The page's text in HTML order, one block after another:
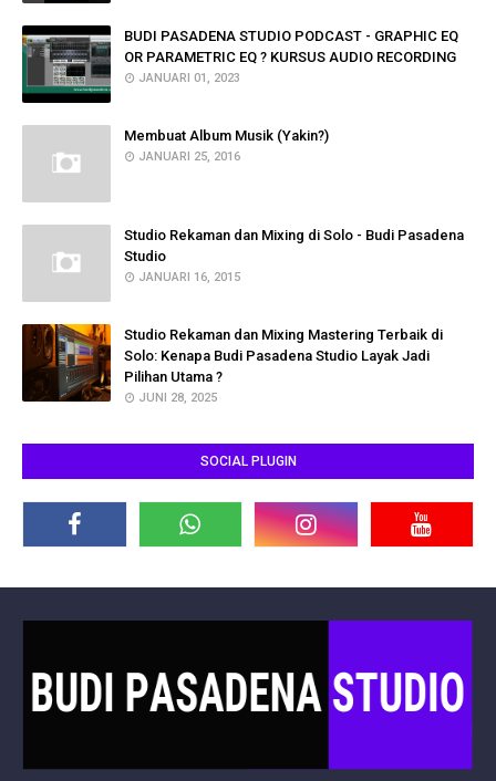
BUDI PASADENA STUDIO PODCAST - GRAPHIC EQ
OR PARAMETRIC EQ ? KURSUS AUDIO RECORDING
JANUARI 01, 2023
Membuat Album Musik (Yakin?)
JANUARI 25, 2016
Studio Rekaman dan Mixing di Solo - Budi Pasadena
Studio
JANUARI 16, 2015
Studio Rekaman dan Mixing Mastering Terbaik di
Solo: Kenapa Budi Pasadena Studio Layak Jadi
Pilihan Utama ?
JUNI 28, 2025
SOCIAL PLUGIN